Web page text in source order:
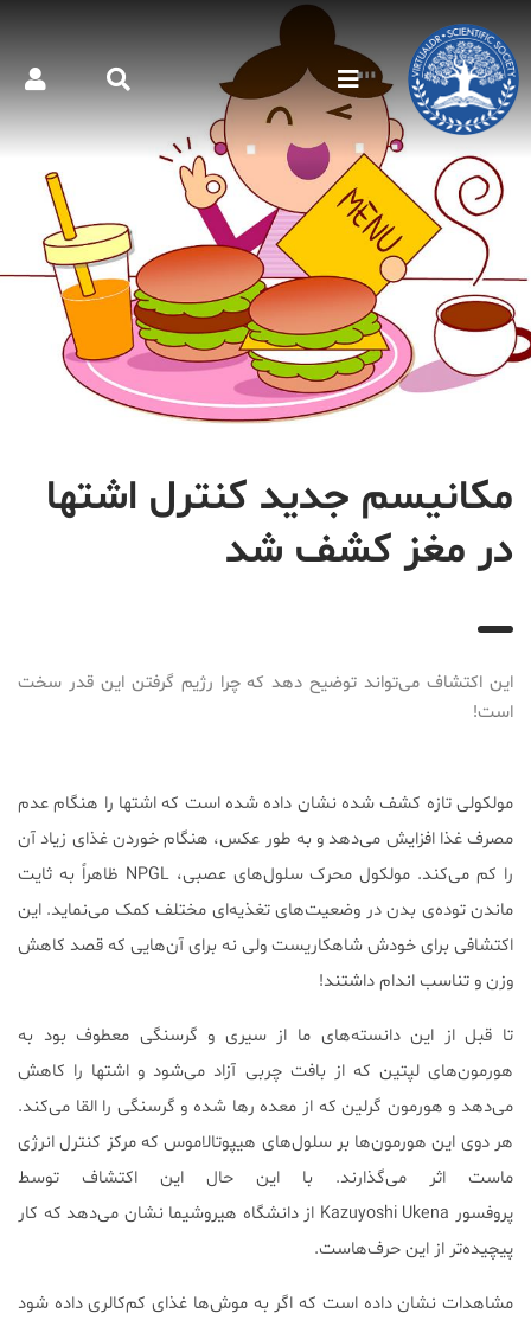
مکانیسم جدید کنترل اشتها
در مغز کشف شد
2017-04-29T06:47:55+04:30
این اکتشاف می‌تواند توضیح دهد که چرا رژیم گرفتن این قدر سخت
است!
مولکولی تازه کشف شده نشان داده شده است که اشتها را هنگام عدم
مصرف غذا افزایش می‌دهد و به طور عکس، هنگام خوردن غذای زیاد آن
را کم می‌کند. مولکول محرک سلول‌های عصبی، NPGL ظاهراً به ثایت
ماندن توده‌ی بدن در وضعیت‌های تغذیه‌ای مختلف کمک می‌نماید. این
اکتشافی برای خودش شاهکاریست ولی نه برای آن‌هایی که قصد کاهش
وزن و تناسب اندام داشتند!
تا قبل از این دانسته‌های ما از سیری و گرسنگی معطوف بود به
هورمون‌های لپتین که از بافت چربی آزاد می‌شود و اشتها را کاهش
می‌دهد و هورمون گرلین که از معده رها شده و گرسنگی را القا می‌کند.
هر دوی این هورمون‌ها بر سلول‌های هیپوتالاموس که مرکز کنترل انرژی
ماست اثر می‌گذارند. با این حال این اکتشاف توسط
پروفسور Kazuyoshi Ukena از دانشگاه هیروشیما نشان می‌دهد که کار
پیچیده‌تر از این حرف‌هاست.
مشاهدات نشان داده است که اگر به موش‌ها غذای کم‌کالری داده شود